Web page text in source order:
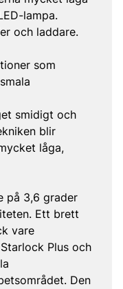
lampa.
och laddare.
som
smidigt och
blir
låga,
på 3,6 grader
Ett brett
vare
Plus och
Den